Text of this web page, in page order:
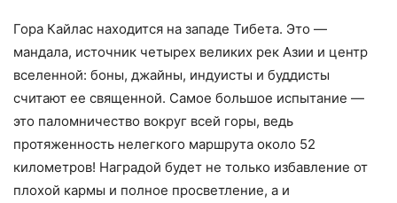
Гора Кайлас находится на западе Тибета. Это —
мандала, источник четырех великих рек Азии и центр
вселенной: боны, джайны, индуисты и буддисты
считают ее священной. Самое большое испытание —
это паломничество вокруг всей горы, ведь
протяженность нелегкого маршрута около 52
километров! Наградой будет не только избавление от
плохой кармы и полное просветление, а и